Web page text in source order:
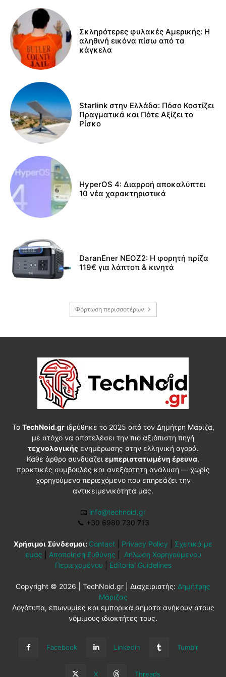
Σκληρότερες φυλακές Αμερικής: Η
αληθινή εικόνα πίσω από τα
κάγκελα
Starlink στην Ελλάδα: Πόσο Κοστίζει
Πραγματικά και Πότε Αξίζει το
Ρίσκο
HyperOS 4: Διαρροή αποκαλύπτει
10 νέα χαρακτηριστικά
DaranEner NEOZ2: Η φορητή πρίζα
119€ για λάπτοπ & κινητά
Φόρτωση περισσοτέρων
Το TechNoid.grιδρύθηκε το 2025 από τον Δημήτρη Μάριζα,
με στόχο να αποτελέσει την πιο αξιόπιστη πηγή
τεχνολογικήςενημέρωσης στην ελληνική αγορά.
Κάθε άρθρο συνδυάζει εμπεριστατωμένη έρευνα,
πρακτικές συμβουλές και ανεξάρτητη ανάλυση — χωρίς
χορηγούμενο περιεχόμενο που επηρεάζει την
αντικειμενικότητά μας.
📧 info@technoid.gr
📞 +30 6980 730 713
Χρήσιμοι Σύνδεσμοι: Contact Privacy Policy
Σχετικά με
εμάς
Αποποίηση Ευθύνης
Δήλωση Χορηγούμενου
Περιεχομένου
Editorial Guidelines
Copyright © 2026 | TechNoid.gr | Διαχειριστής: Δημήτρης
Μάριζας
Λογότυπα, επωνυμίες και εμπορικά σήματα ανήκουν στους
νόμιμους ιδιοκτήτες τους.
Facebook Linkedin Tumblr
X Threads